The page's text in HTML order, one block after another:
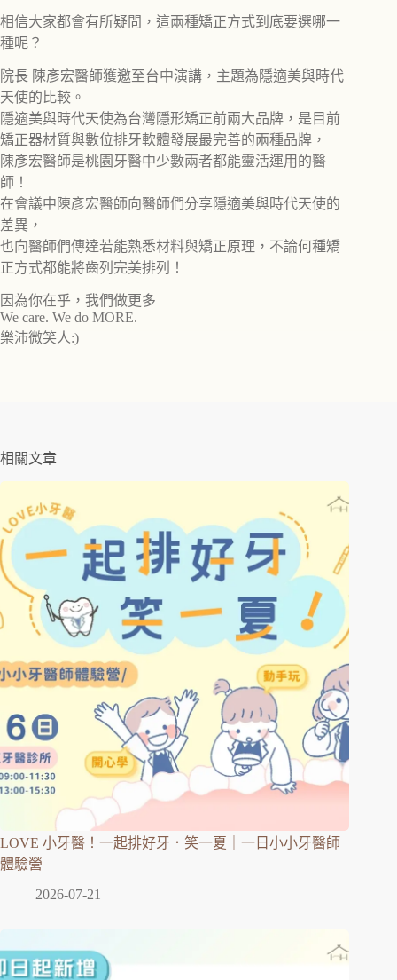
相信大家都會有所疑問，這兩種矯正方式到底要選哪一
種呢？
院長 陳彥宏醫師獲邀至台中演講 ， 主題為隱適美與時代
天使的比較。
隱適美與時代天使為台灣隱形矯正前兩大品牌，是目前
矯正器材質與數位排牙軟體發展最完善的兩種品牌，
陳彥宏醫師是桃園牙醫中少數兩者都能靈活運用的醫
師！
在會議中陳彥宏醫師向醫師們分享隱適美與時代天使的
差異，
也向醫師們傳達若能熟悉材料與矯正原理，不論何種矯
正方式都能將齒列完美排列！
因為你在乎，我們做更多
We care. We do MORE.
樂沛微笑人:)
相關文章
LOVE 小牙醫！一起排好牙．笑一夏｜一日小小牙醫師
體驗營
2026-07-21